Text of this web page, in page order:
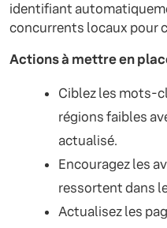
identifiant
concurrents locaux pour
Actions à mettre en
Ciblez les mots-
régions faibles
actualisé.
Encouragez les
ressortent dans
Actualisez les